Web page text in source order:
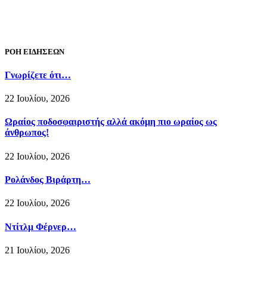
ΡΟΗ ΕΙΔΗΣΕΩΝ
Γνωρίζετε ότι…
22 Ιουλίου, 2026
Ωραίος ποδοσφαιριστής αλλά ακόμη πιο ωραίος ως
άνθρωπος!
22 Ιουλίου, 2026
Ρολάνδος Βιράρτη…
22 Ιουλίου, 2026
Ντίτλμ Φέρνερ…
21 Ιουλίου, 2026